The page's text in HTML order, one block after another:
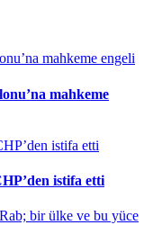
mahkeme
istifa etti